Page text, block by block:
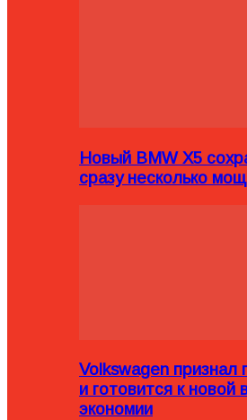
Новый BMW X5
сразу несколько
Volkswagen признал
и готовится к
экономии